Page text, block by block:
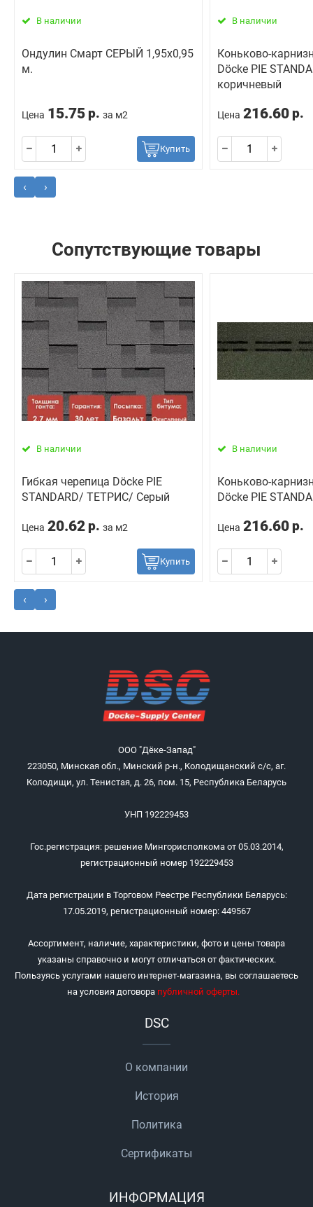
В наличии
Oндулин Смарт СЕРЫЙ 1,95х0,95
м.
Цена 15.75 р. за м2
Купить
В наличии
Коньково-
Döcke PIE
коричневый
Цена 216.60 р.
‹ ›
Сопутствующие товары
В наличии
Гибкая черепица Döcke PIE
STANDARD/ ТЕТРИС/ Серый
Цена 20.62 р. за м2
Купить
В наличии
Коньково-
Döcke PIE
Цена 216.60 р.
‹ ›
ООО "Дёке-Запад"
223050, Минская обл., Минский р-н., Колодищанский с/с, аг.
Колодищи, ул. Тенистая, д. 26, пом. 15, Республика Беларусь
УНП 192229453
Гос.регистрация: решение Мингорисполкома от 05.03.2014,
регистрационный номер 192229453
Дата регистрации в Торговом Реестре Республики Беларусь:
17.05.2019, регистрационный номер: 449567
Ассортимент, наличие, характеристики, фото и цены товара
указаны справочно и могут отличаться от фактических.
Пользуясь услугами нашего интернет-магазина, вы соглашаетесь
на условия договора публичной оферты.
DSC
О компании
История
Политика
Сертификаты
ИНФОРМАЦИЯ